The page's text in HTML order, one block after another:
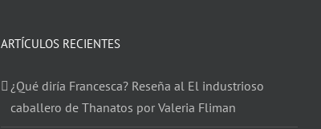
ARTÍCULOS RECIENTES
¿Qué diría Francesca? Reseña al El industrioso
caballero de Thanatos por Valeria Fliman